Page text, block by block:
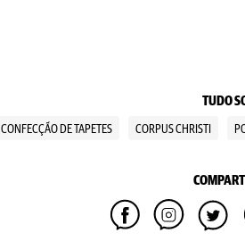
TUDO
CONFECÇÃO DE TAPETES CORPUS CHRISTI